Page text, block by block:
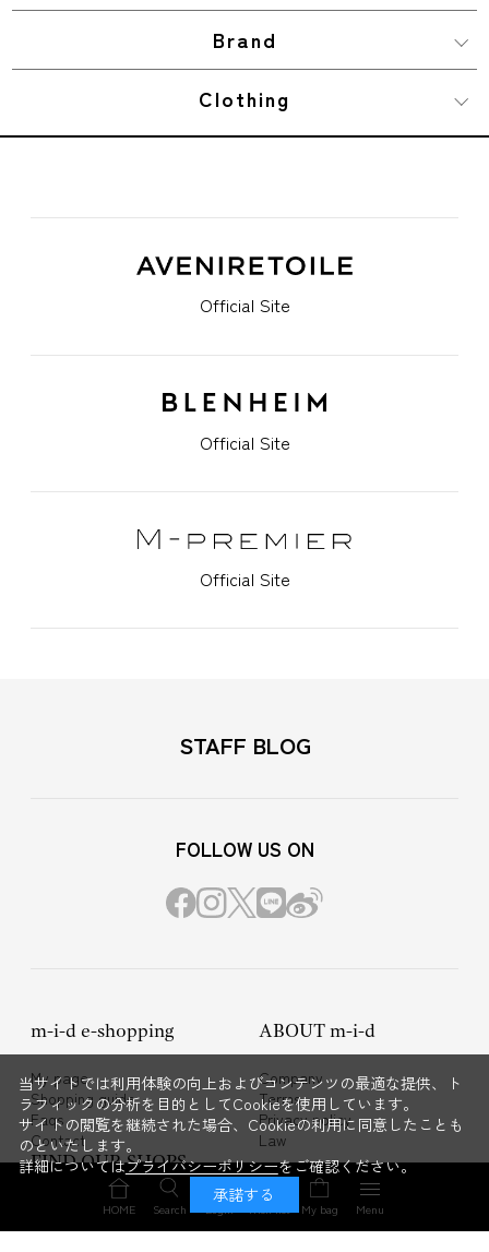
Brand
Clothing
Official Site
Official Site
Official Site
STAFF BLOG
FOLLOW US ON
m-i-d e-shopping
My page
Shopping guide
Faqs
Contact
ABOUT m-i-d
Company
Terms
Privacy policy
Law
FIND OUR SHOPS
AVENIRETOILE
BLENHEIM
M-PREMIER
M-premierBLACK
HOME Search Login Wish list My bag Menu
当サイトでは利用体験の向上およびコンテンツの最適な提供、ト
ラフィックの分析を目的としてCookieを使用しています。
サイトの閲覧を継続された場合、Cookieの利用に同意したことも
のといたします。
詳細についてはプライバシーポリシーをご確認ください。
承諾する